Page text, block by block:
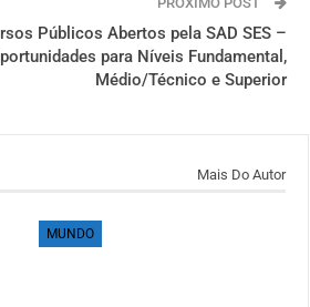
Públicos Abertos pela SAD SES –
para Níveis Fundamental,
Médio/Técnico e Superior
Mais Do Autor
MUNDO